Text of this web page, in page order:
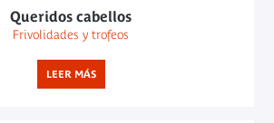
Queridos cabellos
Frivolidades y trofeos
LEER MÁS